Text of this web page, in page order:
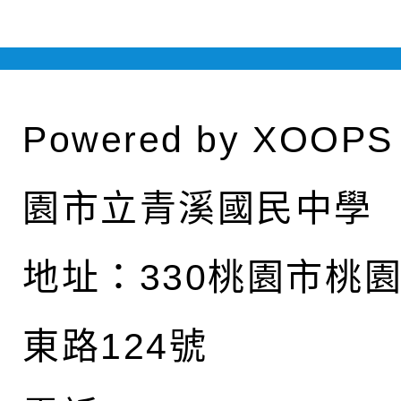
Powered by XOOPS
園市立青溪國民中學
地址： 330桃園市桃
東路124號